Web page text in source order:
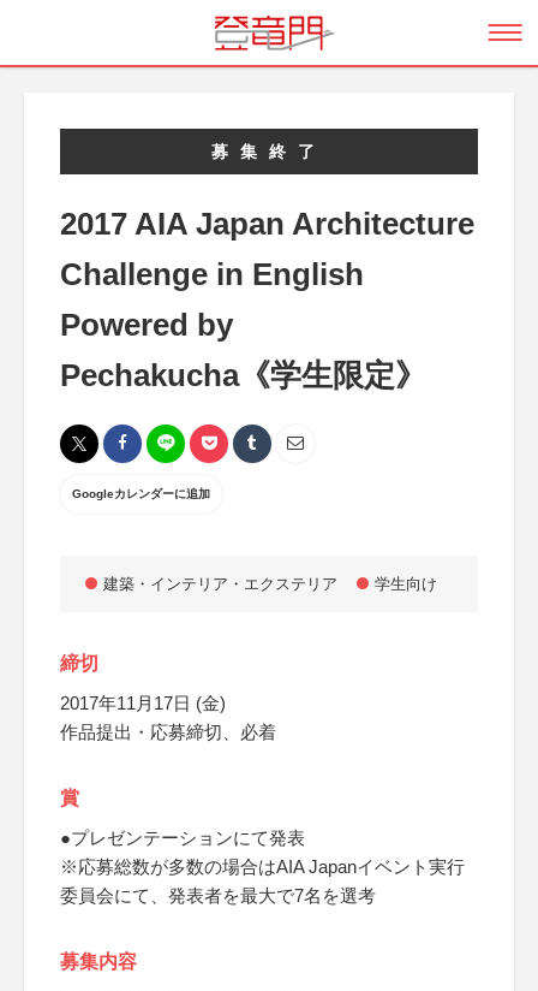
募集終了
2017 AIA Japan Architecture
Challenge in English
Powered by
Pechakucha《学生限定》
Googleカレンダーに追加
建築・インテリア・エクステリア 学生向け
締切
2017年11月17日 (金)
作品提出・応募締切、必着
賞
●プレゼンテーションにて発表
※応募総数が多数の場合はAIA Japanイベント実行
委員会にて、発表者を最大で7名を選考
募集内容